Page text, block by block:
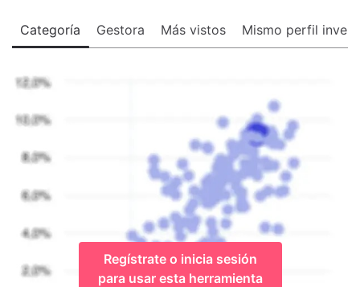
Categoría Gestora Más vistos Mismo perfil
Regístrate o inicia sesión
para usar esta herramienta